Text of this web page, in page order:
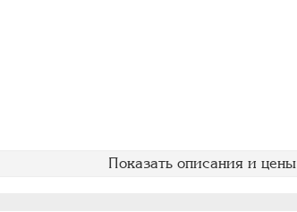
Показать описания и цены